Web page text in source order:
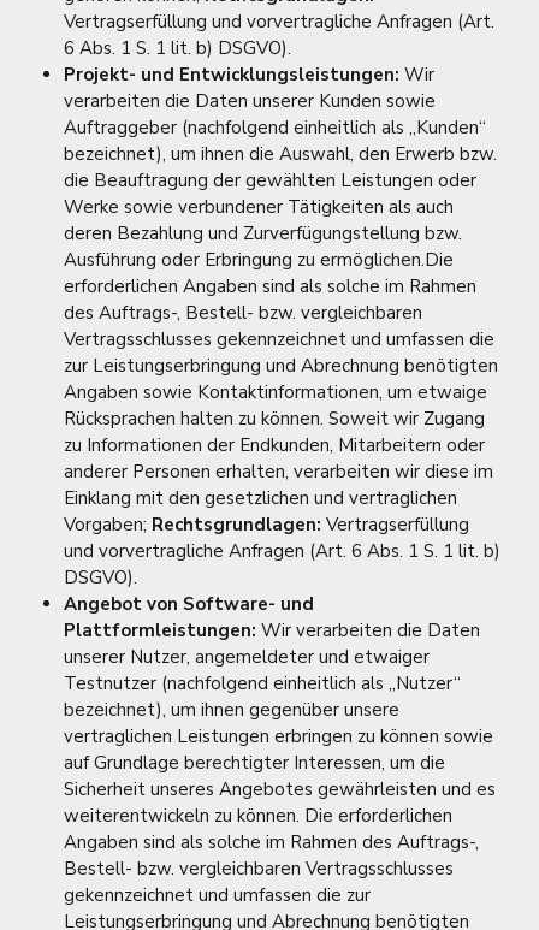
Vertragserfüllung und vorvertragliche Anfragen (Art.
6 Abs. 1 S. 1 lit. b) DSGVO).
Projekt- und Entwicklungsleistungen: Wir
verarbeiten die Daten unserer Kunden sowie
Auftraggeber (nachfolgend einheitlich als „Kunden“
bezeichnet), um ihnen die Auswahl, den Erwerb bzw.
die Beauftragung der gewählten Leistungen oder
Werke sowie verbundener Tätigkeiten als auch
deren Bezahlung und Zurverfügungstellung bzw.
Ausführung oder Erbringung zu ermöglichen.Die
erforderlichen Angaben sind als solche im Rahmen
des Auftrags-, Bestell- bzw. vergleichbaren
Vertragsschlusses gekennzeichnet und umfassen die
zur Leistungserbringung und Abrechnung benötigten
Angaben sowie Kontaktinformationen, um etwaige
Rücksprachen halten zu können. Soweit wir Zugang
zu Informationen der Endkunden, Mitarbeitern oder
anderer Personen erhalten, verarbeiten wir diese im
Einklang mit den gesetzlichen und vertraglichen
Vorgaben; Rechtsgrundlagen: Vertragserfüllung
und vorvertragliche Anfragen (Art. 6 Abs. 1 S. 1 lit. b)
DSGVO).
Angebot von Software- und
Plattformleistungen: Wir verarbeiten die Daten
unserer Nutzer, angemeldeter und etwaiger
Testnutzer (nachfolgend einheitlich als „Nutzer“
bezeichnet), um ihnen gegenüber unsere
vertraglichen Leistungen erbringen zu können sowie
auf Grundlage berechtigter Interessen, um die
Sicherheit unseres Angebotes gewährleisten und es
weiterentwickeln zu können. Die erforderlichen
Angaben sind als solche im Rahmen des Auftrags-,
Bestell- bzw. vergleichbaren Vertragsschlusses
gekennzeichnet und umfassen die zur
Leistungserbringung und Abrechnung benötigten